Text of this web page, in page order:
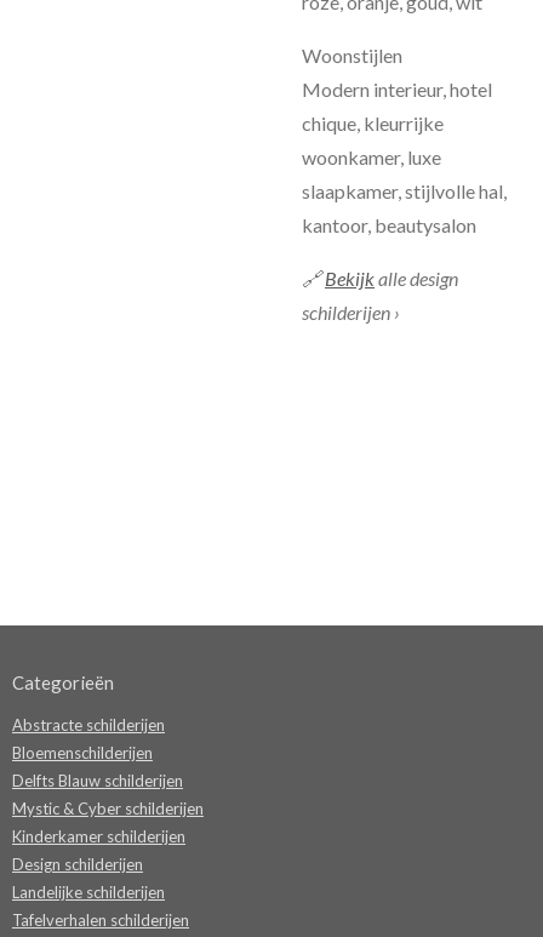
Woonstijlen
Modern interieur, hotel
chique, kleurrijke
woonkamer, luxe
slaapkamer, stijlvolle hal,
kantoor, beautysalon
🔗Bekijkalle design
schilderijen ›
Categorieën
Abstracte schilderijen
Bloemenschilderijen
Delfts Blauw schilderijen
Mystic & Cyber schilderijen
Kinderkamer schilderijen
Design schilderijen
Landelijke schilderijen
Tafelverhalen schilderijen